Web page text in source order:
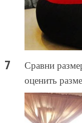
Сравни
оценить